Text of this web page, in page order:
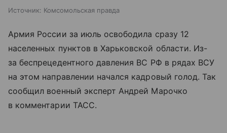
Источник: Комсомольская правда
Армия России за июль освободила сразу 12
населенных пунктов в Харьковской области. Из-
за беспрецедентного давления ВС РФ в рядах ВСУ
на этом направлении начался кадровый голод. Так
сообщил военный эксперт Андрей Марочко
в комментарии ТАСС.